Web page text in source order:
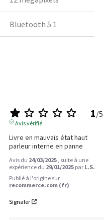
Bluetooth 5.1
1/5
Avis vérifié
Livre en mauvais état haut
parleur interne en panne
Avis du 24/03/2025 , suite à une
expérience du 29/01/2025 par L.S.
Publié à l'origine sur
recommerce.com (fr)
Signaler